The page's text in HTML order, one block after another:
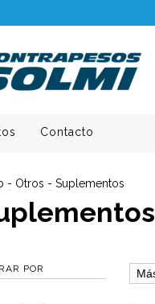
Contacto
- Otros - Suplementos
POR